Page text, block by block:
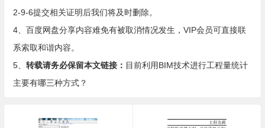
2-9-6提交相关证明后我们将及时删除。
4、百度网盘分享内容难免有被取消情况发生，VIP会员可直接联
系索取和谐内容。
5、 转载请务必保留本文链接： 目前利用BIM技术进行工程量统计
主要有哪三种方式？